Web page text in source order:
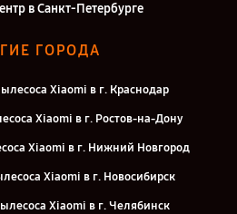
в Санкт-Петербурге
ГОРОДА
Xiaomi в г. Краснодар
Xiaomi в г. Ростов-на-Дону
Xiaomi в г. Нижний Новгород
Xiaomi в г. Новосибирск
Xiaomi в г. Челябинск